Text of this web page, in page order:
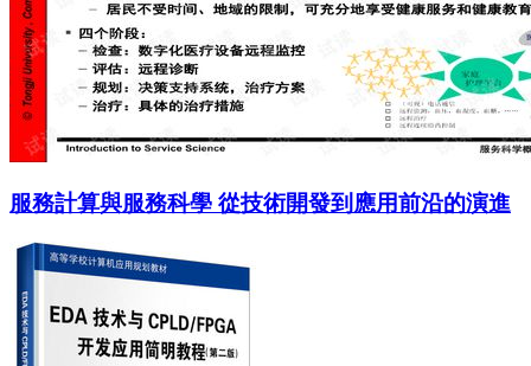
服務計算與服務科學 從技術開發到應用前沿的演進